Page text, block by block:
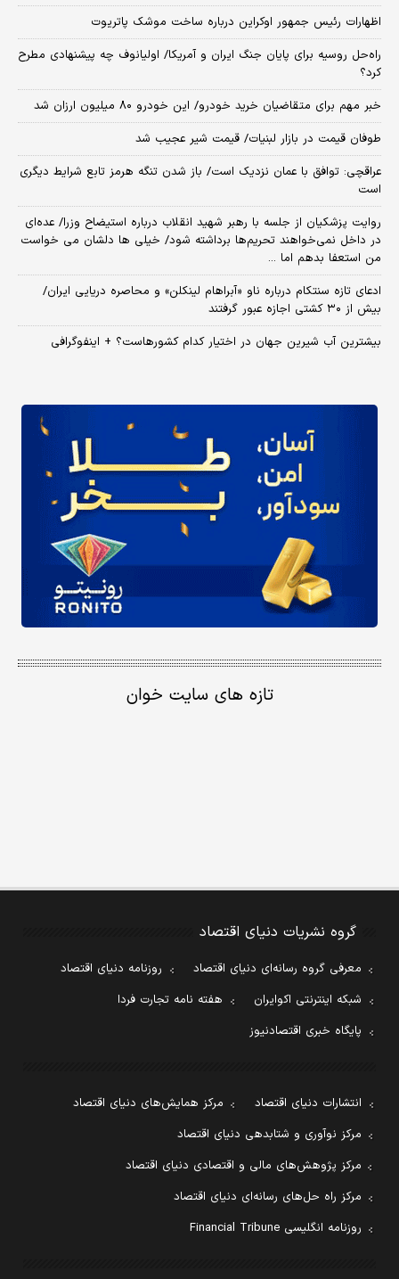
اظهارات رئیس جمهور اوکراین درباره ساخت موشک پاتریوت
راه‌حل روسیه برای پایان جنگ ایران و آمریکا/ اولیانوف چه پیشنهادی مطرح
کرد؟
خبر مهم برای متقاضیان خرید خودرو/ این خودرو ۸۰ میلیون ارزان شد
طوفان قیمت در بازار لبنیات/ قیمت شیر عجیب شد
عراقچی: توافق با عمان نزدیک است/ باز شدن تنگه هرمز تابع شرایط دیگری
است
روایت پزشکیان از جلسه با رهبر شهید انقلاب درباره استیضاح وزرا/ عده‌ای
در داخل نمی‌خواهند تحریم‌ها برداشته شود/ خیلی ها دلشان می خواست
من استعفا بدهم اما ...
ادعای تازه سنتکام درباره ناو «آبراهام لینکلن» و محاصره دریایی ایران/
بیش از ۳۰ کشتی اجازه عبور گرفتند
بیشترین آب شیرین جهان در اختیار کدام کشورهاست؟ + اینفوگرافی
تازه های سایت خوان
گروه نشریات دنیای اقتصاد
معرفی گروه رسانه‌ای دنیای اقتصاد
روزنامه دنیای اقتصاد
شبکه اینترنتی اکوایران
هفته نامه تجارت فردا
پایگاه خبری اقتصادنیوز
انتشارات دنیای اقتصاد
مرکز همایش‌های دنیای اقتصاد
مرکز نوآوری و شتابدهی دنیای اقتصاد
مرکز پژوهش‌های مالی و اقتصادی دنیای اقتصاد
مرکز راه حل‌های رسانه‌ای دنیای اقتصاد
روزنامه انگلیسی Financial Tribune